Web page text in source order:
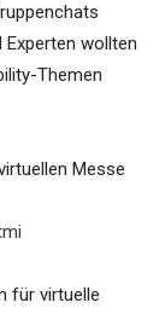
Experten wollten
Themen
Messe
für virtuelle